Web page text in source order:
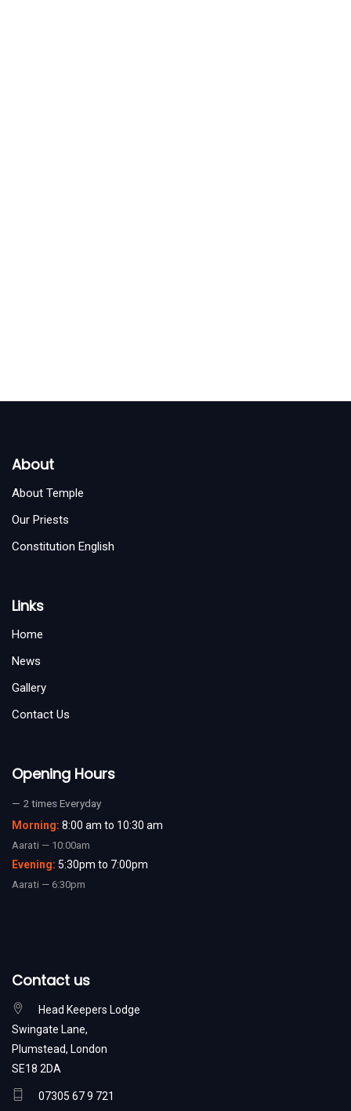
About
About Temple
Our Priests
Constitution English
Links
Home
News
Gallery
Contact Us
Opening Hours
— 2 times Everyday
Morning: 8:00 am to 10:30 am
Aarati — 10:00am
Evening: 5:30pm to 7:00pm
Aarati — 6:30pm
Contact us
Head Keepers Lodge
Swingate Lane,
Plumstead, London
SE18 2DA
07305 67 9 721